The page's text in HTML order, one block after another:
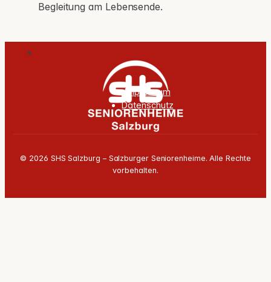
Begleitung am Lebensende.
Impressum
Datenschutz
© 2026 SHS Salzburg – Salzburger Seniorenheime. Alle Rechte
vorbehalten.